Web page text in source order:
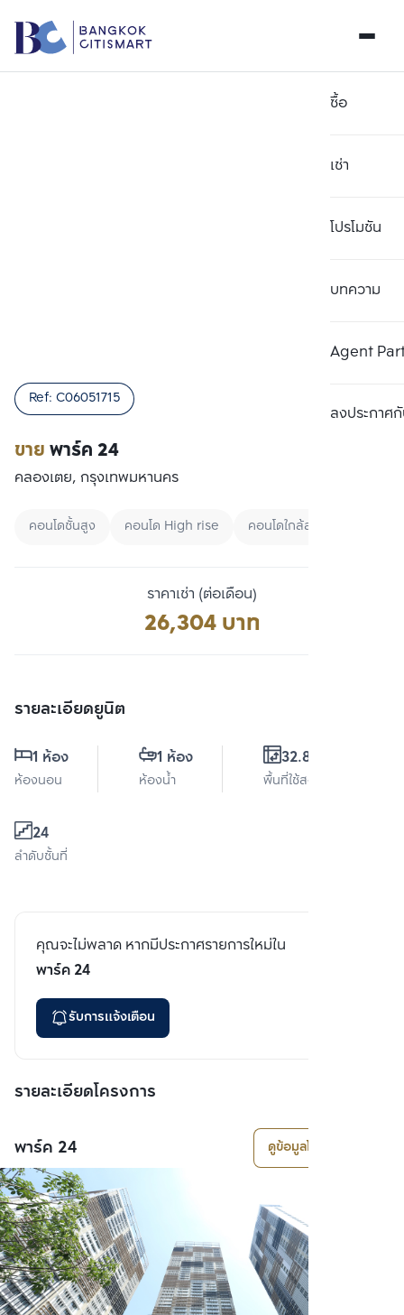
ซื้อ
เช่า
โปรโมชัน
บทความ
Agent
ลงประกาศกั
ขายพาร์ค 24
Ref: C06051715
คลองเตย, กรุงเทพมหานคร
คอนโดชั้นสูง คอนโด High rise คอนโดใกล้สวน
ราคาเช่า (ต่อเดือน)
26,304 บาท
รายละเอียดยูนิต
1 ห้อง
ห้องนอน
1 ห้อง
ห้องน้ำ
32.88 ตร.ม.
พื้นที่ใช้สอย
24
ลำดับชั้นที่
คุณจะไม่พลาด หากมีประกาศรายการใหม่ใน
พาร์ค 24
รับการแจ้งเตือน
รายละเอียดโครงการ
พาร์ค 24 ดูข้อมูลโครงการ